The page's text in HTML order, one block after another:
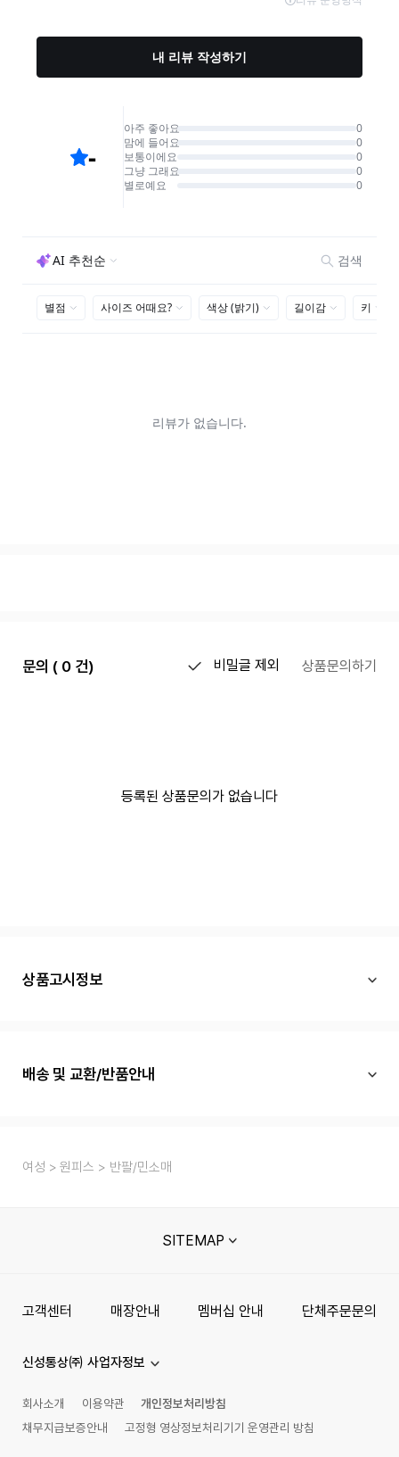
문의 ( 0 건) 비밀글 제외 상품문의하기
등록된 상품문의가 없습니다
상품고시정보
배송 및 교환/반품안내
여성 원피스 반팔/민소매
SITEMAP
고객센터 매장안내 멤버십 안내 단체주문문의
신성통상㈜ 사업자정보
회사소개 이용약관
개인정보처리방침
채무지급보증안내
고정형 영상정보처리기기 운영관리 방침